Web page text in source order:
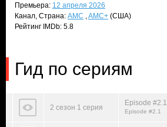
Премьера: 12 апреля 2026
Канал, Страна: AMC ,AMC+ (США)
Рейтинг IMDb: 5.8
Гид по сериям
2 сезон 1 серия
Episode #2.1
Episode #2.1